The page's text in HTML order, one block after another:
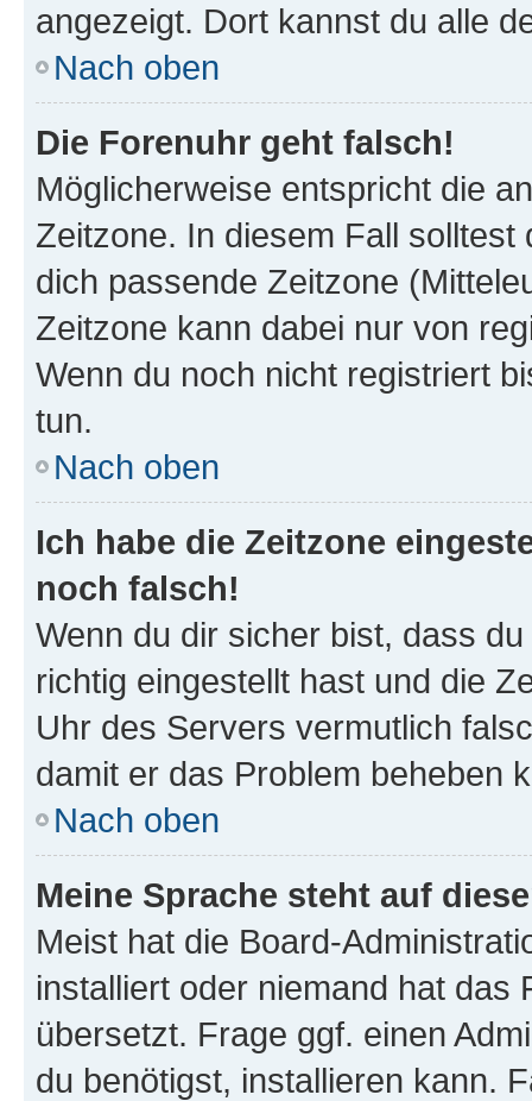
angezeigt. Dort kannst du alle
Nach oben
Die Forenuhr geht falsch!
Möglicherweise entspricht die
Zeitzone. In diesem Fall solltest
dich passende Zeitzone
Zeitzone kann dabei nur von
Wenn du noch nicht registriert
tun.
Nach oben
Ich habe die Zeitzone
noch falsch!
Wenn du dir sicher bist, dass
richtig eingestellt hast und die
Uhr des Servers vermutlich
damit er das Problem beheben
Nach oben
Meine Sprache steht auf
Meist hat die Board-
installiert oder niemand hat das
übersetzt. Frage ggf. einen
du benötigst, installieren kann.